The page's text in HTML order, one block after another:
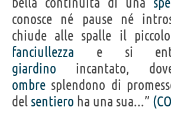
conosce né pause né
chiude alle spalle il
fanciullezza e si
giardino incantato,
ombre splendono di
del sentiero ha una sua...”